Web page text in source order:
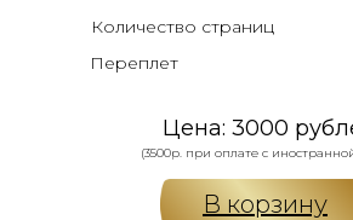
Количество страниц
Переплет
Цена: 3000
(3500р. при оплате с
В корзину